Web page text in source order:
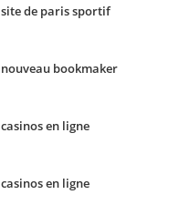
site de paris sportif
nouveau bookmaker
casinos en ligne
casinos en ligne